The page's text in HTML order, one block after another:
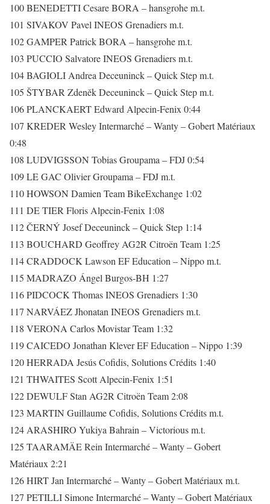
100 BENEDETTI Cesare BORA – hansgrohe m.t.
101 SIVAKOV Pavel INEOS Grenadiers m.t.
102 GAMPER Patrick BORA – hansgrohe m.t.
103 PUCCIO Salvatore INEOS Grenadiers m.t.
104 BAGIOLI Andrea Deceuninck – Quick Step m.t.
105 ŠTYBAR Zdeněk Deceuninck – Quick Step m.t.
106 PLANCKAERT Edward Alpecin-Fenix 0:44
107 KREDER Wesley Intermarché – Wanty – Gobert Matériaux
0:48
108 LUDVIGSSON Tobias Groupama – FDJ 0:54
109 LE GAC Olivier Groupama – FDJ m.t.
110 HOWSON Damien Team BikeExchange 1:02
111 DE TIER Floris Alpecin-Fenix 1:08
112 ČERNÝ Josef Deceuninck – Quick Step 1:14
113 BOUCHARD Geoffrey AG2R Citroën Team 1:25
114 CRADDOCK Lawson EF Education – Nippo m.t.
115 MADRAZO Ángel Burgos-BH 1:27
116 PIDCOCK Thomas INEOS Grenadiers 1:30
117 NARVÁEZ Jhonatan INEOS Grenadiers m.t.
118 VERONA Carlos Movistar Team 1:32
119 CAICEDO Jonathan Klever EF Education – Nippo 1:39
120 HERRADA Jesús Cofidis, Solutions Crédits 1:40
121 THWAITES Scott Alpecin-Fenix 1:51
122 DEWULF Stan AG2R Citroën Team 2:08
123 MARTIN Guillaume Cofidis, Solutions Crédits m.t.
124 ARASHIRO Yukiya Bahrain – Victorious m.t.
125 TAARAMÄE Rein Intermarché – Wanty – Gobert
Matériaux 2:21
126 HIRT Jan Intermarché – Wanty – Gobert Matériaux m.t.
127 PETILLI Simone Intermarché – Wanty – Gobert Matériaux